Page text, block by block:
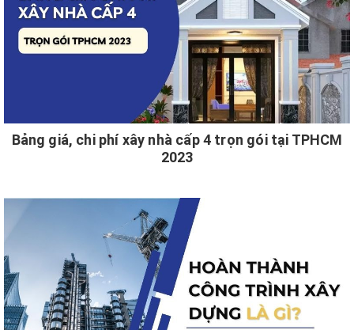
Bảng giá, chi phí xây nhà cấp 4 trọn gói tại TPHCM
2023